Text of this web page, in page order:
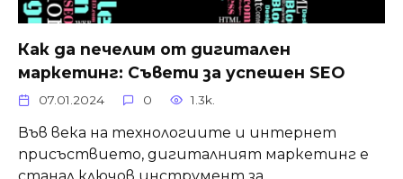
Как да печелим от дигитален
маркетинг: Съвети за успешен SEO
07.01.2024 0 1.3k.
Във века на технологиите и интернет
присъствието, дигиталният маркетинг е